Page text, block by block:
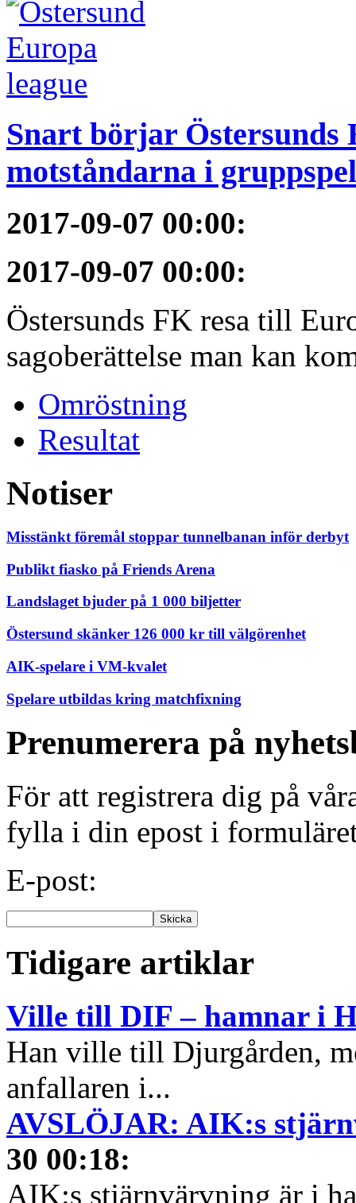
Snart börjar Östersunds
motståndarna i
2017-09-07 00:00:
2017-09-07 00:00:
Östersunds FK resa till
sagoberättelse man kan
Omröstning
Resultat
Notiser
Misstänkt föremål stoppar tunnelbanan inför derbyt
Publikt fiasko på Friends Arena
Landslaget bjuder på 1 000 biljetter
Östersund skänker 126 000 kr till välgörenhet
AIK-spelare i VM-kvalet
Spelare utbildas kring matchfixning
Prenumerera på
För att registrera dig på
fylla i din epost i
E-post:
Tidigare artiklar
Ville till DIF – hamnar i
Han ville till Djurgården,
anfallaren i...
AVSLÖJAR: AIK:s
30 00:18:
AIK:s stjärnvärvning är i